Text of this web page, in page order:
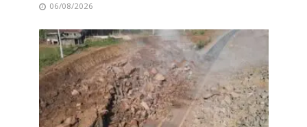
06/08/2026